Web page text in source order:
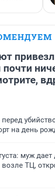
перед
на день
муж дает
возле ТЦ,